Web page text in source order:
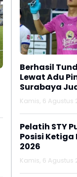
Berhasil
Lewat Adu
Surabaya
2026
Kamis, 6 Agustus
Pelatih STY
Posisi Ketiga
2026
Kamis, 6 Agustus